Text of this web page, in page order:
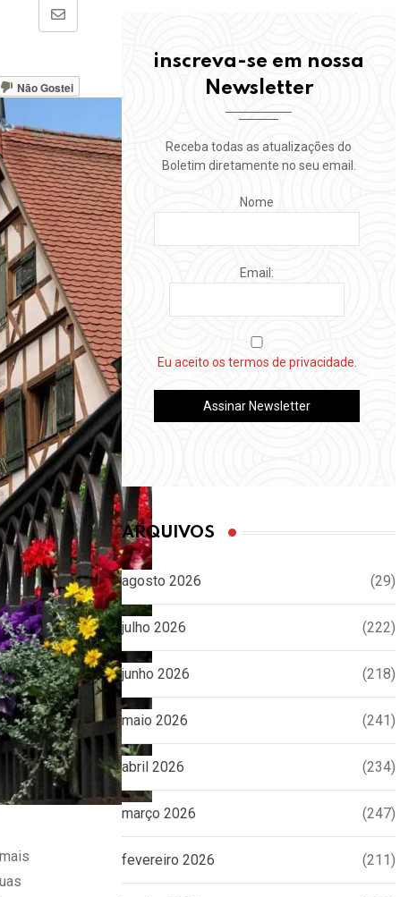
Share
Email
Não Gostei
inscreva-se em nossa
Newsletter
Receba todas as atualizações do
Boletim diretamente no seu email.
Nome
Email:
Eu aceito os termos de privacidade.
ARQUIVOS
agosto 2026 (29)
julho 2026 (222)
junho 2026 (218)
maio 2026 (241)
abril 2026 (234)
março 2026 (247)
fevereiro 2026 (211)